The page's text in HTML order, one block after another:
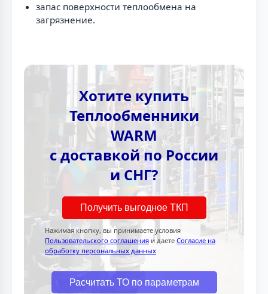
запас поверхности теплообмена на
загрязнение.
Хотите купить
Теплообменники
WARM
с доставкой по России
и СНГ?
Получить выгодное ТКП
Нажимая кнопку, вы принимаете условия
Пользовательского соглашения и даете Согласие на
обработку персональных данных
Расчитать ТО по параметрам